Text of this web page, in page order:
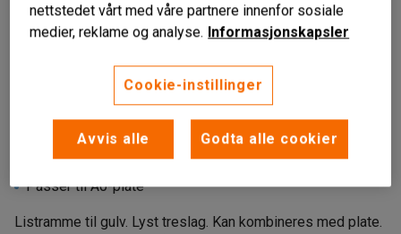
Liknende produkter
Ligger stabilt
Passer til A0-plate
Listramme til gulv. Lyst treslag. Kan kombineres med plate.
nettstedet vårt med våre partnere innenfor sosiale
medier, reklame og analyse. Informasjonskapsler
Cookie-instillinger
Avvis alle Godta alle cookier